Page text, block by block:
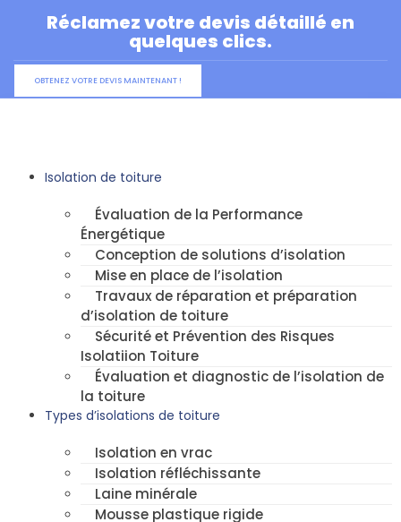
Réclamez votre devis détaillé en
quelques clics.
OBTENEZ VOTRE DEVIS MAINTENANT !
Isolation de toiture
Évaluation de la Performance
Énergétique
Conception de solutions d’isolation
Mise en place de l’isolation
Travaux de réparation et préparation
d’isolation de toiture
Sécurité et Prévention des Risques
Isolatiion Toiture
Évaluation et diagnostic de l’isolation de
la toiture
Types d’isolations de toiture
Isolation en vrac
Isolation réfléchissante
Laine minérale
Mousse plastique rigide